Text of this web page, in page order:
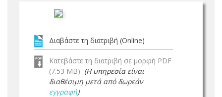
Διαβάστε τη διατριβή (Online)
Κατεβάστε τη διατριβή σε μορφή PDF
(7.53 MB) (Η υπηρεσία είναι
διαθέσιμη μετά από δωρεάν
εγγραφή)